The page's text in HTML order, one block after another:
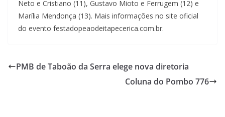
Neto e Cristiano (11), Gustavo Mioto e Ferrugem (12) e
Marília Mendonça (13). Mais informações no site oficial
do evento festadopeaodeitapecerica.com.br.
PMB de Taboão da Serra elege nova diretoria
Coluna do Pombo 776